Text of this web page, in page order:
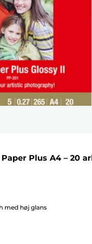
Plus A4 – 20
med høj glans